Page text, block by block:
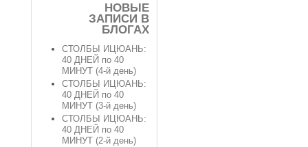
НОВЫЕ
ЗАПИСИ В
БЛОГАХ
СТОЛБЫ ИЦЮАНЬ:
40 ДНЕЙ по 40
МИНУТ (4-й день)
СТОЛБЫ ИЦЮАНЬ:
40 ДНЕЙ по 40
МИНУТ (3-й день)
СТОЛБЫ ИЦЮАНЬ:
40 ДНЕЙ по 40
МИНУТ (2-й день)